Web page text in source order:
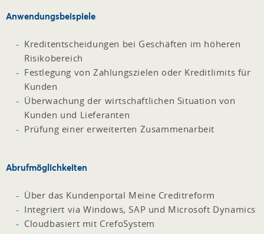
Anwendungsbeispiele
Kreditentscheidungen bei Geschäften im höheren
Risikobereich
Festlegung von Zahlungszielen oder Kreditlimits für
Kunden
Überwachung der wirtschaftlichen Situation von
Kunden und Lieferanten
Prüfung einer erweiterten Zusammenarbeit
Abrufmöglichkeiten
Über das Kundenportal Meine Creditreform
Integriert via Windows, SAP und Microsoft Dynamics
Cloudbasiert mit CrefoSystem